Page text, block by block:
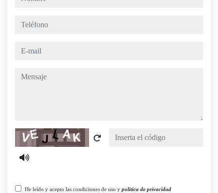
teléfono
e-mail
mensaje
Captcha
He leído y acepto las condiciones de uso y política de privacidad